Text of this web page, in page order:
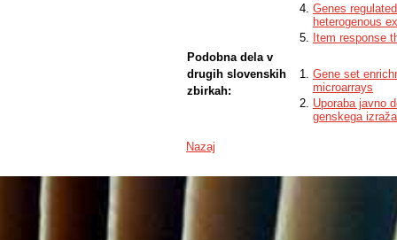
Genes
heterogenous
Item response
Podobna dela v
drugih slovenskih
zbirkah:
Gene set
microarrays
Uporaba javno
genskega
Nazaj